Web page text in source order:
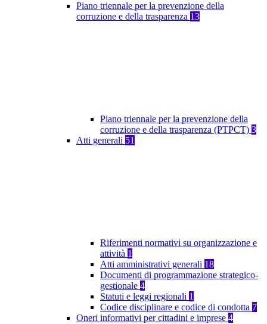
Piano triennale per la prevenzione della
corruzione e della trasparenza 13
Piano triennale per la prevenzione della
corruzione e della trasparenza (PTPCT) 3
Atti generali 51
Riferimenti normativi su organizzazione e
attività 1
Atti amministrativi generali 18
Documenti di programmazione strategico-
gestionale 4
Statuti e leggi regionali 1
Codice disciplinare e codice di condotta 7
Oneri informativi per cittadini e imprese 4